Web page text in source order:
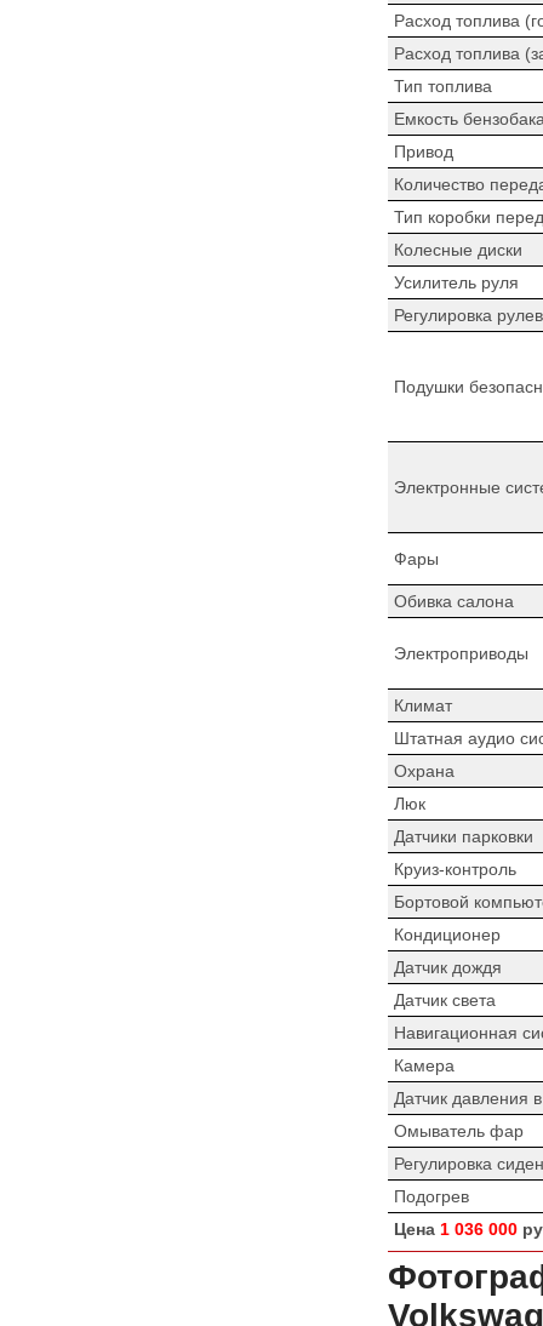
Расход топлива
Расход топлива
Тип топлива
Емкость
Привод
Количество
Тип коробки
Колесные диски
Усилитель руля
Регулировка
Подушки
Электронные
Фары
Обивка салона
Электроприводы
Климат
Штатная аудио
Охрана
Люк
Датчики парковки
Круиз-контроль
Бортовой
Кондиционер
Датчик дождя
Датчик света
Навигационная
Камера
Датчик давления
Омыватель фар
Регулировка
Подогрев
Цена 1 036 000